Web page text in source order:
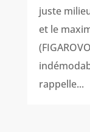
juste
et le
rappelle...